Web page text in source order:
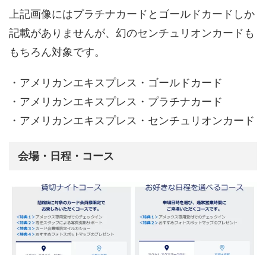
上記画像にはプラチナカードとゴールドカードしか
記載がありませんが、幻のセンチュリオンカードも
もちろん対象です。
・アメリカンエキスプレス・ゴールドカード
・アメリカンエキスプレス・プラチナカード
・アメリカンエキスプレス・センチュリオンカード
会場・日程・コース